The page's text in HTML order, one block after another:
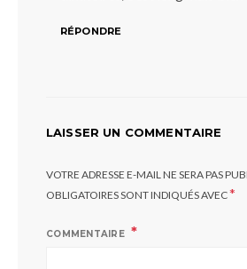
RÉPONDRE
LAISSER UN COMMENTAIRE
VOTRE ADRESSE E-MAIL NE SERA PAS
OBLIGATOIRES SONT INDIQUÉS AVEC*
COMMENTAIRE